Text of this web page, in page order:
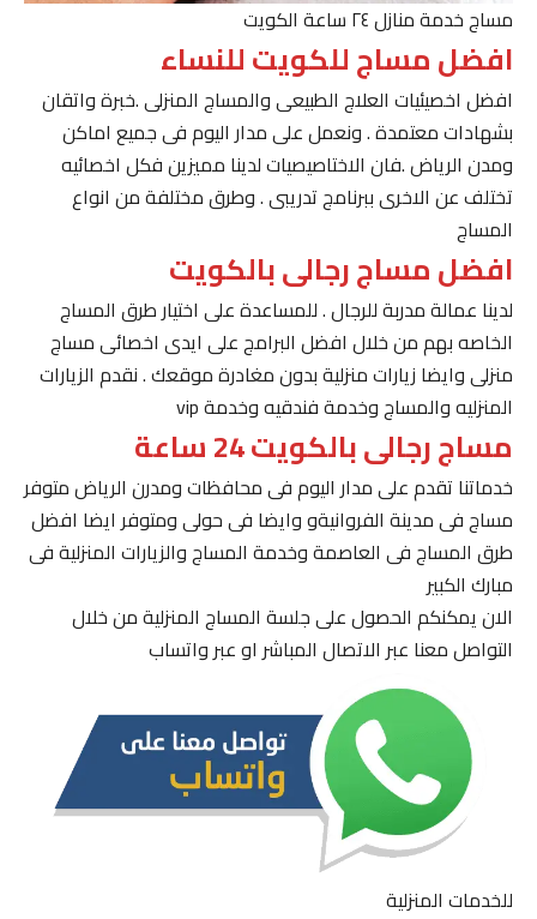
مساج خدمة منازل ٢٤ ساعة الكويت
افضل مساج للكويت للنساء
افضل اخصيئيات العلاج الطبيعى والمساج المنزلى .خبرة واتقان
بشهادات معتمدة . ونعمل على مدار اليوم فى جميع اماكن
ومدن الرياض .فان الاختاصيصيات لدينا مميزين فكل اخصائيه
تختلف عن الاخرى ببرنامج تدريبى . وطرق مختلفة من انواع
المساج
افضل مساج رجالى بالكويت
لدينا عمالة مدربة للرجال . للمساعدة على اختيار طرق المساج
الخاصه بهم من خلال افضل البرامج على ايدى اخصائى مساج
منزلى وايضا زيارات منزلية بدون مغادرة موقعك . نقدم الزيارات
المنزليه والمساج وخدمة فندقيه وخدمة vip
مساج رجالى بالكويت 24 ساعة
خدماتنا تقدم على مدار اليوم فى محافظات ومدرن الرياض متوفر
مساج فى مدينة الفروانيةو وايضا فى حولى ومتوفر ايضا افضل
طرق المساج فى العاصمة وخدمة المساج والزيارات المنزلية فى
مبارك الكبير
الان يمكنكم الحصول على جلسة المساج المنزلية من خلال
التواصل معنا عبر الاتصال المباشر او عبر واتساب
للخدمات المنزلية